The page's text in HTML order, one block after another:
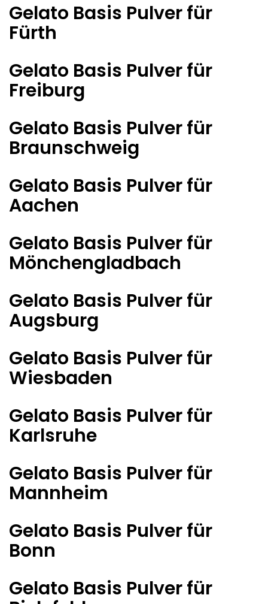
Gelato Basis Pulver für
Fürth
Gelato Basis Pulver für
Freiburg
Gelato Basis Pulver für
Braunschweig
Gelato Basis Pulver für
Aachen
Gelato Basis Pulver für
Mönchengladbach
Gelato Basis Pulver für
Augsburg
Gelato Basis Pulver für
Wiesbaden
Gelato Basis Pulver für
Karlsruhe
Gelato Basis Pulver für
Mannheim
Gelato Basis Pulver für
Bonn
Gelato Basis Pulver für